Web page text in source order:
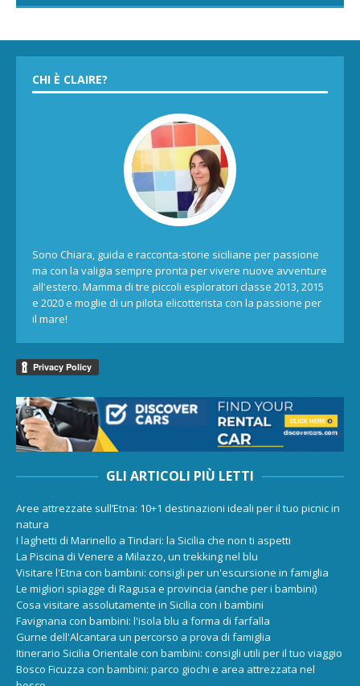
CHI È CLAIRE?
Sono Chiara, guida e racconta-storie siciliane per passione
ma con la valigia sempre pronta per vivere nuove avventure
all'estero. Mamma di tre piccoli esploratori classe 2013, 2015
e 2020 e moglie di un pilota elicotterista con la passione per
il mare!
GLI ARTICOLI PIÙ LETTI
Aree attrezzate sull’Etna: 10+1 destinazioni ideali per il tuo picnic in
natura
I laghetti di Marinello a Tindari: la Sicilia che non ti aspetti
La Piscina di Venere a Milazzo, un trekking nel blu
Visitare l'Etna con bambini: consigli per un'escursione in famiglia
Le migliori spiagge di Ragusa e provincia (anche per i bambini)
Cosa visitare assolutamente in Sicilia con i bambini
Favignana con bambini: l'isola blu a forma di farfalla
Gurne dell'Alcantara un percorso a prova di famiglia
Itinerario Sicilia Orientale con bambini: consigli utili per il tuo viaggio
Bosco Ficuzza con bambini: parco giochi e area attrezzata nel